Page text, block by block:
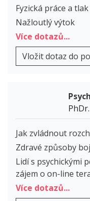
Fyzická práce a
Nažloutlý výtok
Více dotazů...
Vložit dotaz do
Jak zvládnout
Zdravé způsoby
Lidí s psychickými
zájem o on-line
Více dotazů...